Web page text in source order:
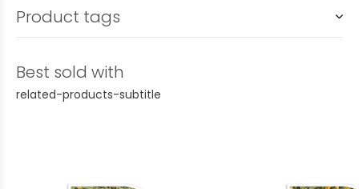
Product tags
Best sold with
related-products-subtitle